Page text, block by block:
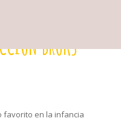
BROKS
favorito en la infancia